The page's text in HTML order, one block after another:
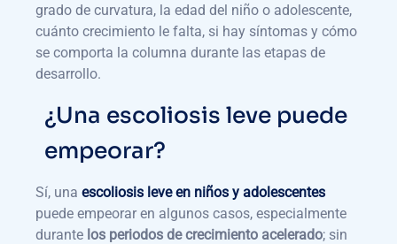
grado de curvatura, la edad del niño o adolescente,
cuánto crecimiento le falta, si hay síntomas y cómo
se comporta la columna durante las etapas de
desarrollo.
¿Una escoliosis leve puede
empeorar?
Sí, una escoliosis leve en niños y adolescentes
puede empeorar en algunos casos, especialmente
durante los periodos de crecimiento acelerado; sin